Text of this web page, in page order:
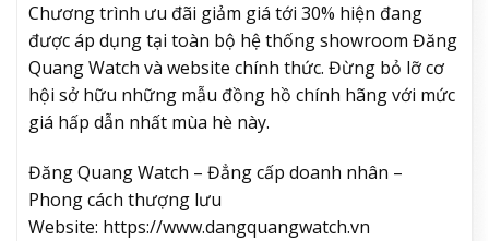
Chương trình ưu đãi giảm giá tới 30% hiện đang
được áp dụng tại toàn bộ hệ thống showroom Đăng
Quang Watch và website chính thức. Đừng bỏ lỡ cơ
hội sở hữu những mẫu đồng hồ chính hãng với mức
giá hấp dẫn nhất mùa hè này.
Đăng Quang Watch – Đẳng cấp doanh nhân –
Phong cách thượng lưu
Website: https://www.dangquangwatch.vn